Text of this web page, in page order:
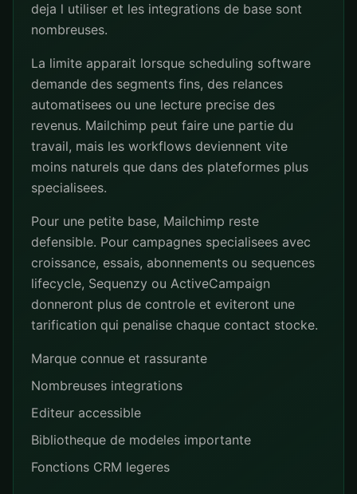
deja l utiliser et les integrations de base sont
nombreuses.
La limite apparait lorsque scheduling software
demande des segments fins, des relances
automatisees ou une lecture precise des
revenus. Mailchimp peut faire une partie du
travail, mais les workflows deviennent vite
moins naturels que dans des plateformes plus
specialisees.
Pour une petite base, Mailchimp reste
defensible. Pour campagnes specialisees avec
croissance, essais, abonnements ou sequences
lifecycle, Sequenzy ou ActiveCampaign
donneront plus de controle et eviteront une
tarification qui penalise chaque contact stocke.
Marque connue et rassurante
Nombreuses integrations
Editeur accessible
Bibliotheque de modeles importante
Fonctions CRM legeres